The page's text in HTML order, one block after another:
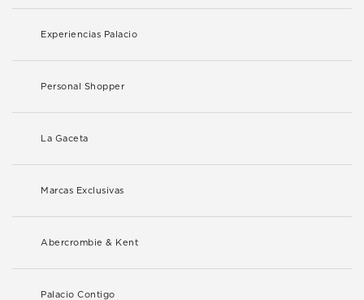
Experiencias Palacio
Personal Shopper
La Gaceta
Marcas Exclusivas
Abercrombie & Kent
Palacio Contigo